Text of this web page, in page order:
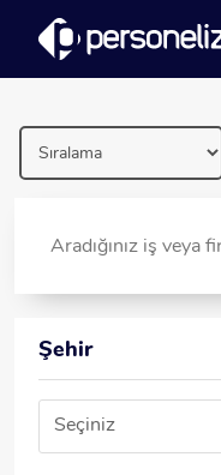
Şehir
Seçiniz